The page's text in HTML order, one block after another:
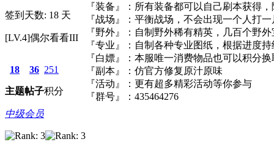
签到天数: 18 天
[LV.4]偶尔看看III
18
主题
36
帖子
251
积分
中级会员
『装备』：所有装备都可以自己刷本获得
『战场』：平衡战场，不会出现一个人打一
『野外』：自制野外稀有精英，几百个野
『专业』：自制各种专业图纸，根据进度
『白嫖』：本服唯一消费物品也可以积分
『副本』：仿官方修复原汁原味
『活动』：更有超多精彩活动等你参与
『群号』：435464276